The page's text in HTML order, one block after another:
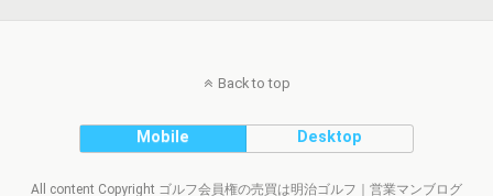
Back to top
Mobile Desktop
All content Copyright ゴルフ会員権の売買は明治ゴルフ｜営業マンブログ